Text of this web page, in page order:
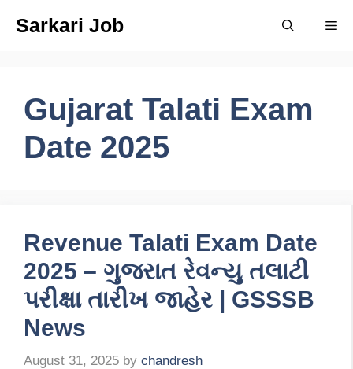
Sarkari Job
Gujarat Talati Exam
Date 2025
Revenue Talati Exam Date
2025 – ગુજરાત રેવન્યુ તલાટી
પરીક્ષા તારીખ જાહેર | GSSSB
News
August 31, 2025 by chandresh